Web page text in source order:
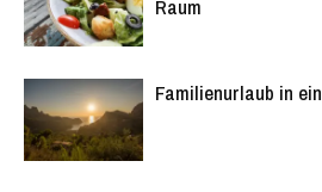
Raum
Familienurlaub in